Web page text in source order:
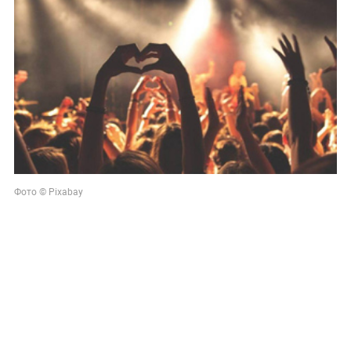
Фото © Pixabay